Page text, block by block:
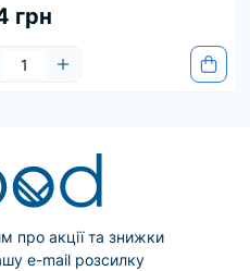
грн
про акції та знижки
e-mail розсилку